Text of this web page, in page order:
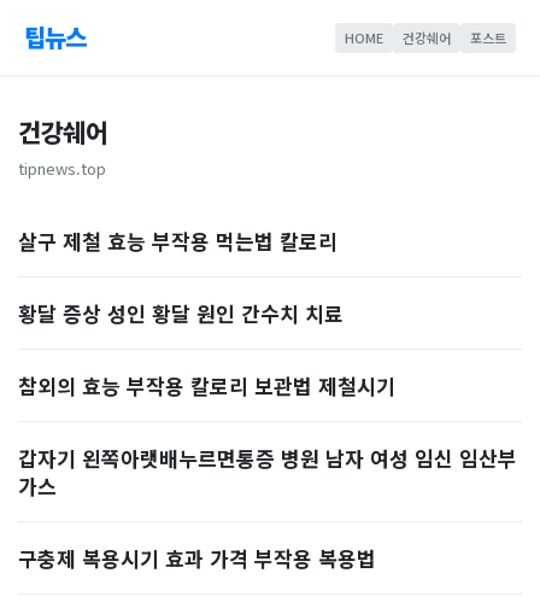
팁뉴스 HOME 건강쉐어 포스트
건강쉐어
tipnews.top
살구 제철 효능 부작용 먹는법 칼로리
황달 증상 성인 황달 원인 간수치 치료
참외의 효능 부작용 칼로리 보관법 제철시기
갑자기 왼쪽아랫배누르면통증 병원 남자 여성 임신 임산부
가스
구충제 복용시기 효과 가격 부작용 복용법